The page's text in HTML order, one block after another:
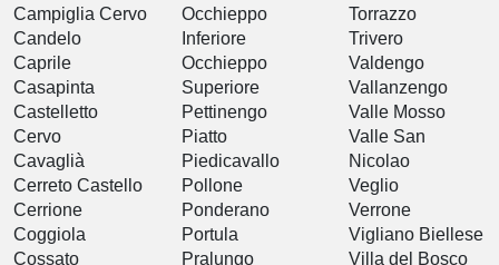
Campiglia Cervo
Candelo
Caprile
Casapinta
Castelletto
Cervo
Cavaglià
Cerreto Castello
Cerrione
Coggiola
Cossato
Occhieppo
Inferiore
Occhieppo
Superiore
Pettinengo
Piatto
Piedicavallo
Pollone
Ponderano
Portula
Pralungo
Torrazzo
Trivero
Valdengo
Vallanzengo
Valle Mosso
Valle San
Nicolao
Veglio
Verrone
Vigliano Biellese
Villa del Bosco